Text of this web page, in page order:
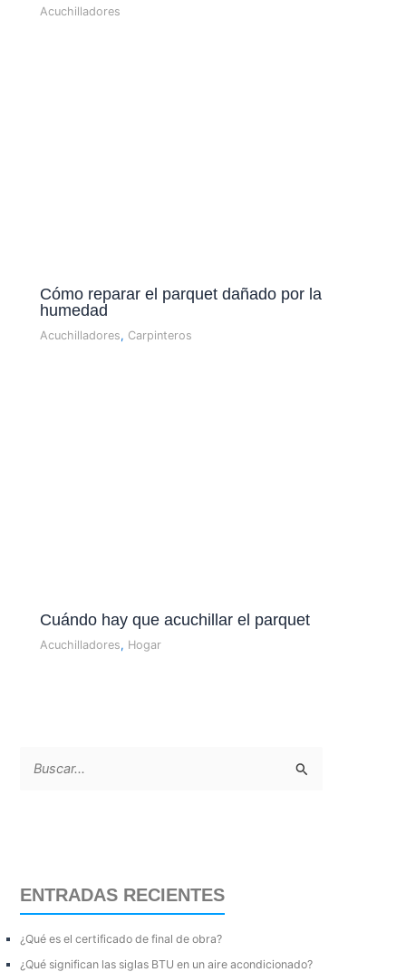
Acuchilladores
Cómo reparar el parquet dañado por la
humedad
Acuchilladores, Carpinteros
Cuándo hay que acuchillar el parquet
Acuchilladores, Hogar
r
o
ENTRADAS RECIENTES
¿Qué es el certificado de final de obra?
¿Qué significan las siglas BTU en un aire acondicionado?